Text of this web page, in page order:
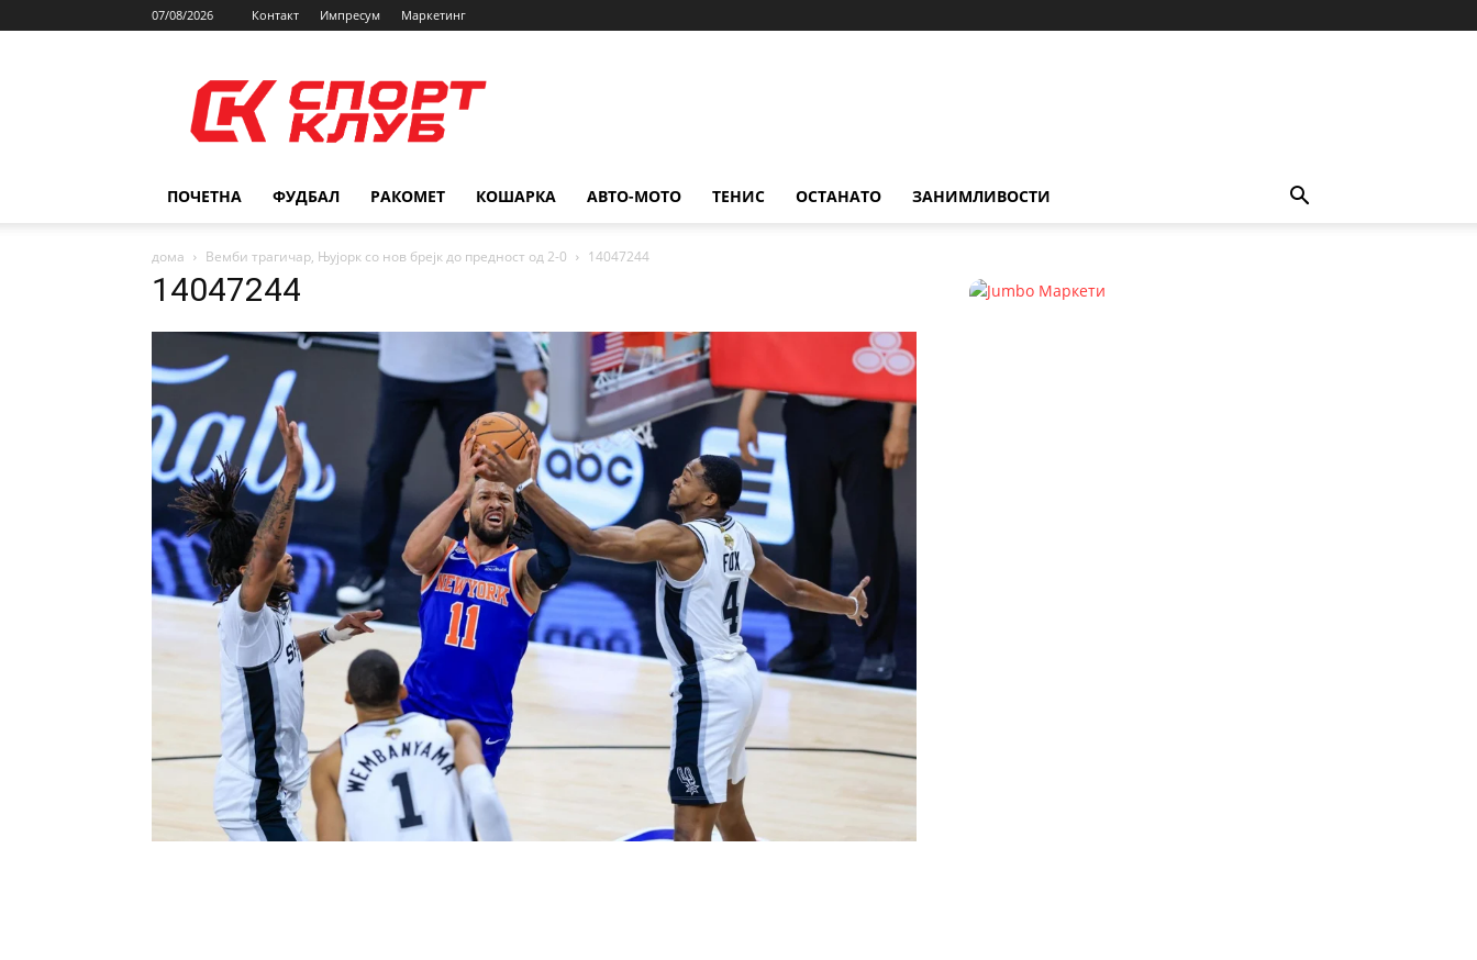
07/08/2026 Контакт Импресум Маркетинг
ПОЧЕТНА ФУДБАЛ РАКОМЕТ КОШАРКА АВТО-МОТО ТЕНИС ОСТАНАТО ЗАНИМЛИВОСТИ
дома Вемби трагичар, Њујорк со нов брејк до предност од 2-0 14047244
14047244